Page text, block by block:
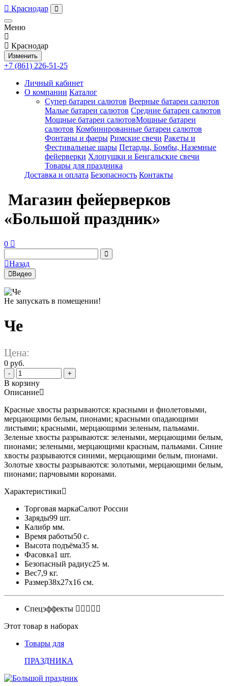
Краснодар
Меню
Краснодар
Изменить
+7 (861) 226-51-25
Личный кабинет
О компании Каталог
Супер батареи салютов Веерные батареи салютов
Малые батареи салютов Средние батареи салютов
Мощные батареи салютовМощные батареи
салютов Комбинированные батареи салютов
Фонтаны и фаеры Римские свечи Ракеты и
Фестивальные шары Петарды, Бомбы, Наземные
фейерверки Хлопушки и Бенгальские свечи
Товары для праздника
Доставка и оплата Безопасность Контакты
Магазин фейерверков
«Большой праздник»
0
Назад
Видео
Не запускать в помещении!
Че
Цена:
0 руб.
- +
В корзину
Описание
Красные хвосты разрываются: красными и фиолетовыми,
мерцающими белым, пионами; красными опадающими
листьями; красными, мерцающими зеленым, пальмами.
Зеленые хвосты разрываются: зелеными, мерцающими белым,
пионами; зелеными, мерцающими красным, пальмами. Синие
хвосты разрываются синими, мерцающими белым, пионами.
Золотые хвосты разрываются: золотыми, мерцающими белым,
пионами; парчовыми коронами.
Характеристики
Торговая маркаСалют России
Заряды99 шт.
Калибр мм.
Время работы50 с.
Высота подъёма35 м.
Фасовка1 шт.
Безопасный радиус25 м.
Вес7,9 кг.
Размер38x27x16 см.
Спецэффекты
Этот товар в наборах
Товары для
ПРАЗДНИКА